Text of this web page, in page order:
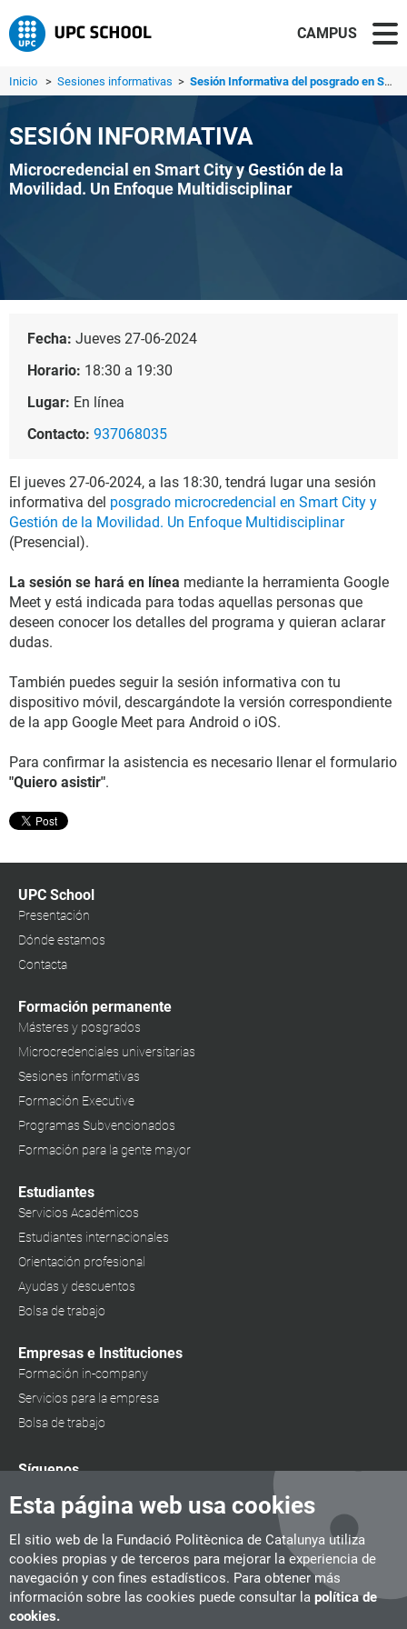
Esta página web usa cookies
El sitio web de la Fundació Politècnica de Catalunya utiliza
cookies propias y de terceros para mejorar la experiencia de
navegación y con fines estadísticos. Para obtener más
información sobre las cookies puede consultar la política de
cookies.
CAMPUS
Inicio > Sesiones informativas > Sesión Informativa del posgrado en Smart City y Gestión d...
SESIÓN INFORMATIVA
Microcredencial en Smart City y Gestión de la
Movilidad. Un Enfoque Multidisciplinar
Fecha: Jueves 27-06-2024
Horario: 18:30 a 19:30
Lugar: En línea
Contacto: 937068035
El jueves 27-06-2024, a las 18:30, tendrá lugar una sesión
informativa del posgrado microcredencial en Smart City y
Gestión de la Movilidad. Un Enfoque Multidisciplinar
(Presencial).
La sesión se hará en línea mediante la herramienta Google
Meet y está indicada para todas aquellas personas que
deseen conocer los detalles del programa y quieran aclarar
dudas.
También puedes seguir la sesión informativa con tu
dispositivo móvil, descargándote la versión correspondiente
de la app Google Meet para Android o iOS.
Para confirmar la asistencia es necesario llenar el formulario
"Quiero asistir".
UPC School
Presentación
Dónde estamos
Contacta
Formación permanente
Másteres y posgrados
Microcredenciales universitarias
Sesiones informativas
Formación Executive
Programas Subvencionados
Formación para la gente mayor
Estudiantes
Servicios Académicos
Estudiantes internacionales
Orientación profesional
Ayudas y descuentos
Bolsa de trabajo
Empresas e Instituciones
Formación in-company
Servicios para la empresa
Bolsa de trabajo
Síguenos